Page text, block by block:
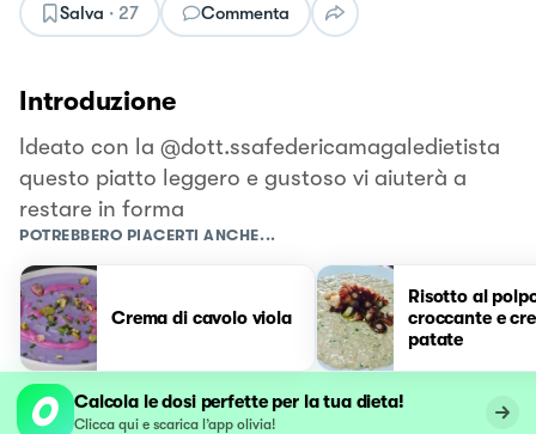
Salva · 27 Commenta
Introduzione
Ideato con la @dott.ssafedericamagaledietista
questo piatto leggero e gustoso vi aiuterà a
restare in forma
POTREBBERO PIACERTI ANCHE...
Crema di cavolo viola
Risotto al
croccante e
patate
Calcola le dosi perfette per la tua dieta!
Clicca qui e scarica l’app olivia!